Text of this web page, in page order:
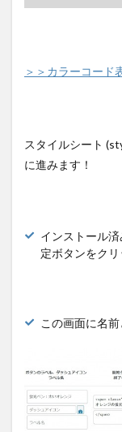
＞＞カラーコード
スタイルシート
に進みます！
インストール
定ボタンをク
この画面に名